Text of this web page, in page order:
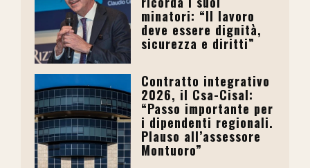
minatori: “Il lavoro
deve essere dignità,
sicurezza e diritti”
Contratto integrativo
2026, il Csa-Cisal:
“Passo importante per
i dipendenti regionali.
Plauso all’assessore
Montuoro”